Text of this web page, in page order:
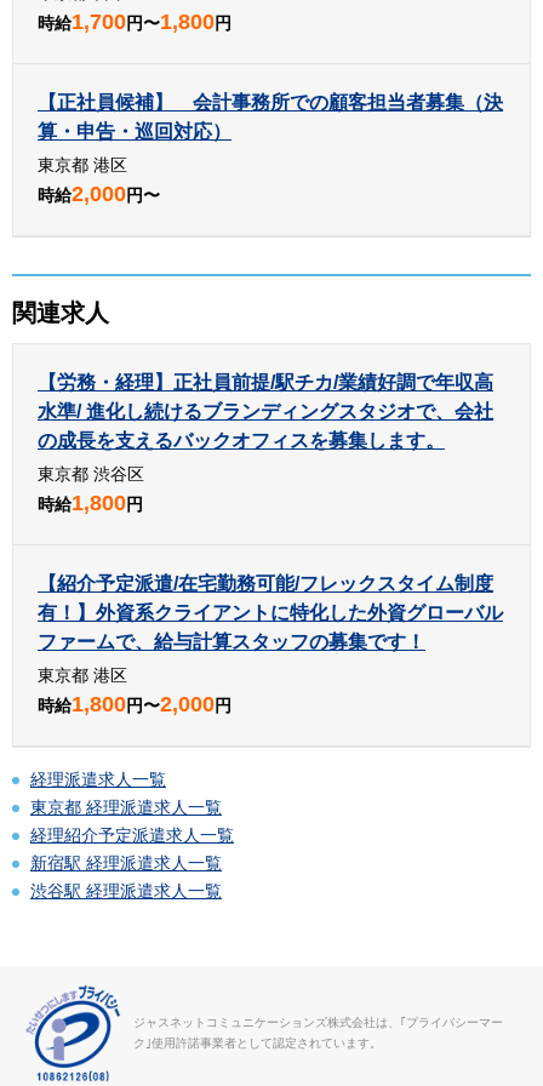
時給1,700円〜1,800円
【正社員候補】 会計事務所での顧客担当者募集（決
算・申告・巡回対応）
東京都 港区
時給2,000円〜
関連求人
【労務・経理】正社員前提/駅チカ/業績好調で年収高
水準/ 進化し続けるブランディングスタジオで、会社
の成長を支えるバックオフィスを募集します。
東京都 渋谷区
時給1,800円
【紹介予定派遣/在宅勤務可能/フレックスタイム制度
有！】外資系クライアントに特化した外資グローバル
ファームで、給与計算スタッフの募集です！
東京都 港区
時給1,800円〜2,000円
経理派遣求人一覧
東京都 経理派遣求人一覧
経理紹介予定派遣求人一覧
新宿駅 経理派遣求人一覧
渋谷駅 経理派遣求人一覧
ジャスネットコミュニケーションズ株式会社は、｢プライバシーマー
ク｣使用許諾事業者として認定されています。